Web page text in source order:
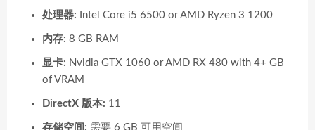
处理器: Intel Core i5 6500 or AMD Ryzen 3 1200
内存: 8 GB RAM
显卡: Nvidia GTX 1060 or AMD RX 480 with 4+ GB
of VRAM
DirectX 版本: 11
存储空间: 需要 6 GB 可用空间